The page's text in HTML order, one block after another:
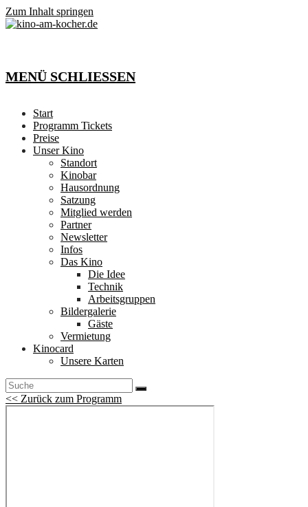
Zum Inhalt springen
MENÜ SCHLIESSEN
Start
Programm Tickets
Preise
Unser Kino
Standort
Kinobar
Hausordnung
Satzung
Mitglied werden
Partner
Newsletter
Infos
Das Kino
Die Idee
Technik
Arbeitsgruppen
Bildergalerie
Gäste
Vermietung
Kinocard
Unsere Karten
<< Zurück zum Programm